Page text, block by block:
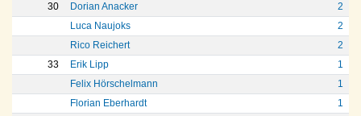
30
Dorian Anacker
2
Luca Naujoks
2
Rico Reichert
2
33
Erik Lipp
1
Felix Hörschelmann
1
Florian Eberhardt
1